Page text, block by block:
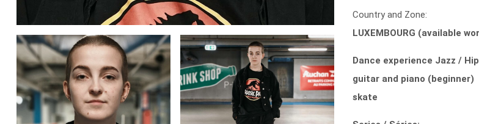
Country and Zone:
LUXEMBOURG (available
Dance experience Jazz /
guitar and piano (beginner)
skate